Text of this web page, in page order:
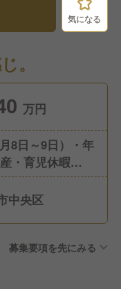
気になる
。
万円
8日～9日）・年
・育児休暇・慶
休暇、特別休暇
中央区
募集要項を先にみる
気になる